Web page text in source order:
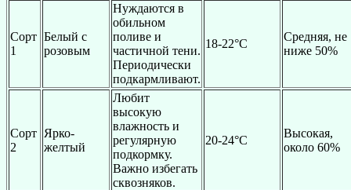
Сорт
1
Белый с
розовым
Нуждаются в
обильном
поливе и
частичной тени.
Периодически
подкармливают.
18-22°C
Средняя, не
ниже 50%
Сорт
2
Ярко-
желтый
Любит
высокую
влажность и
регулярную
подкормку.
Важно избегать
сквозняков.
20-24°C
Высокая,
около 60%